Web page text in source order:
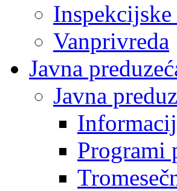
Inspekcijske
Vanprivreda
Javna
Javna
Programi